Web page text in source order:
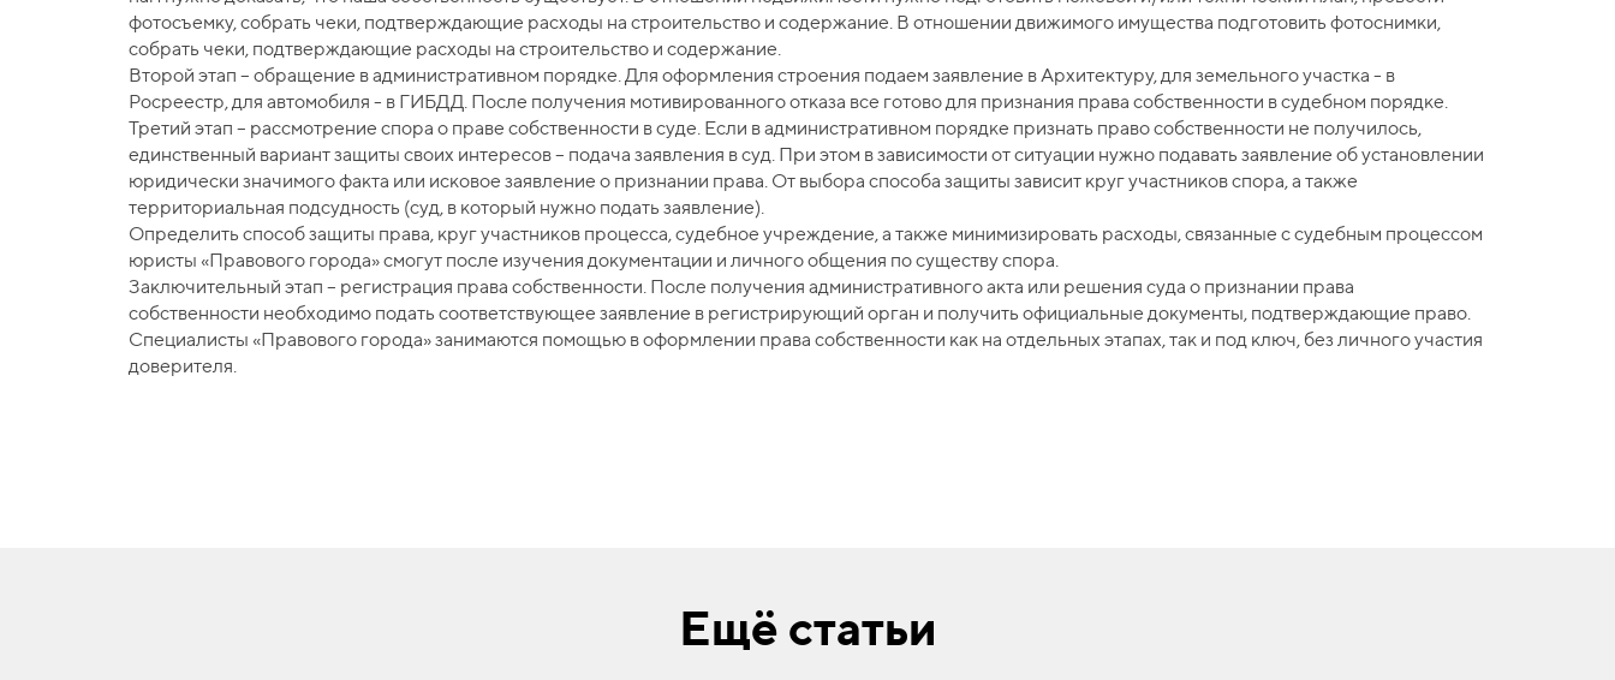
фотосъемку, собрать чеки, подтверждающие расходы на строительство и содержание. В отношении движимого имущества подготовить фотоснимки,
собрать чеки, подтверждающие расходы на строительство и содержание.
Второй этап – обращение в административном порядке. Для оформления строения подаем заявление в Архитектуру, для земельного участка - в
Росреестр, для автомобиля - в ГИБДД. После получения мотивированного отказа все готово для признания права собственности в судебном порядке.
Третий этап – рассмотрение спора о праве собственности в суде. Если в административном порядке признать право собственности не получилось,
единственный вариант защиты своих интересов – подача заявления в суд. При этом в зависимости от ситуации нужно подавать заявление об установлении
юридически значимого факта или исковое заявление о признании права. От выбора способа защиты зависит круг участников спора, а также
территориальная подсудность (суд, в который нужно подать заявление).
Определить способ защиты права, круг участников процесса, судебное учреждение, а также минимизировать расходы, связанные с судебным процессом
юристы «Правового города» смогут после изучения документации и личного общения по существу спора.
Заключительный этап – регистрация права собственности. После получения административного акта или решения суда о признании права
собственности необходимо подать соответствующее заявление в регистрирующий орган и получить официальные документы, подтверждающие право.
Специалисты «Правового города» занимаются помощью в оформлении права собственности как на отдельных этапах, так и под ключ, без личного участия
доверителя.
Ещё статьи